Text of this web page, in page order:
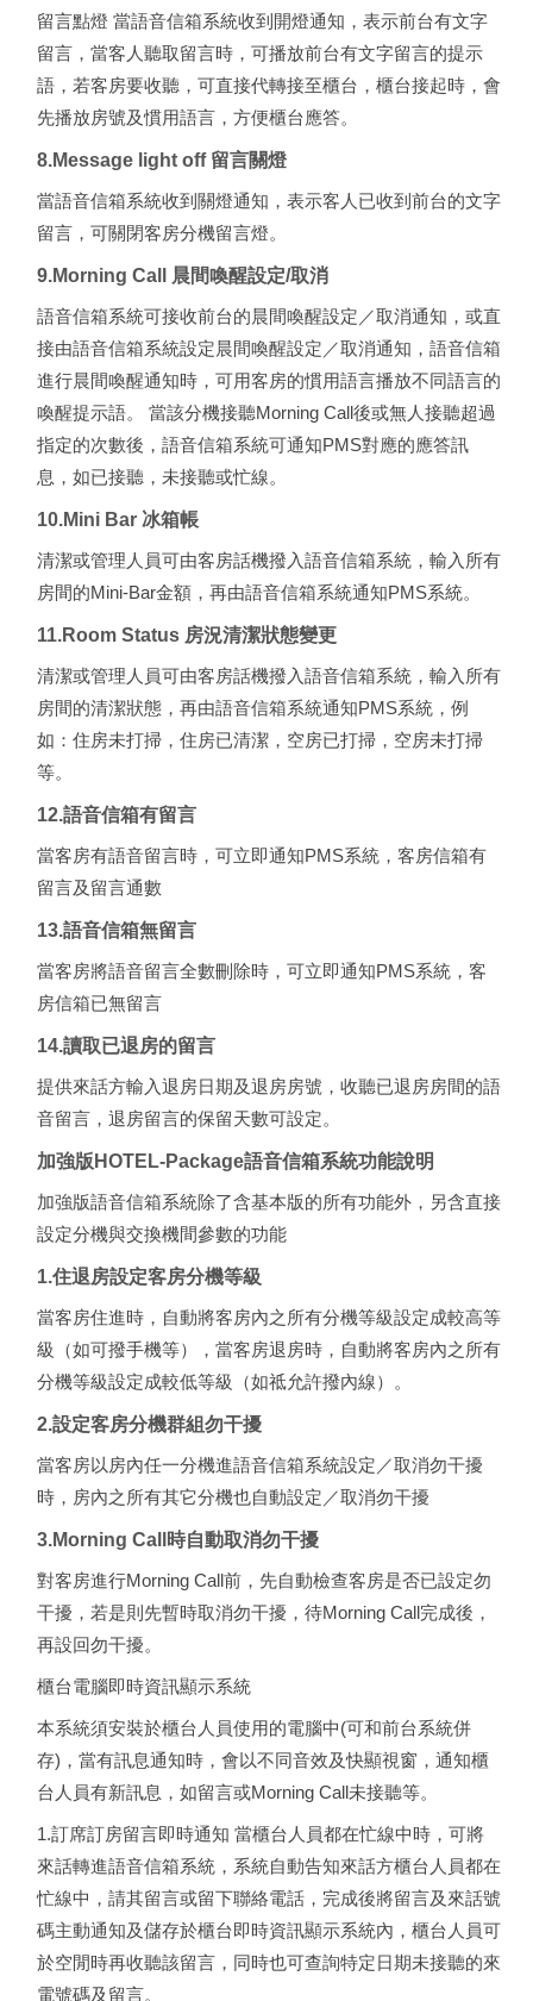
留言點燈 當語音信箱系統收到開燈通知，表示前台有文字
留言，當客人聽取留言時，可播放前台有文字留言的提示
語，若客房要收聽，可直接代轉接至櫃台，櫃台接起時，會
先播放房號及慣用語言，方便櫃台應答。
8.Message light off 留言關燈
當語音信箱系統收到關燈通知，表示客人已收到前台的文字
留言，可關閉客房分機留言燈。
9.Morning Call 晨間喚醒設定/取消
語音信箱系統可接收前台的晨間喚醒設定／取消通知，或直
接由語音信箱系統設定晨間喚醒設定／取消通知，語音信箱
進行晨間喚醒通知時，可用客房的慣用語言播放不同語言的
喚醒提示語。 當該分機接聽Morning Call後或無人接聽超過
指定的次數後，語音信箱系統可通知PMS對應的應答訊
息，如已接聽，未接聽或忙線。
10.Mini Bar 冰箱帳
清潔或管理人員可由客房話機撥入語音信箱系統，輸入所有
房間的Mini-Bar金額，再由語音信箱系統通知PMS系統。
11.Room Status 房況清潔狀態變更
清潔或管理人員可由客房話機撥入語音信箱系統，輸入所有
房間的清潔狀態，再由語音信箱系統通知PMS系統，例
如：住房未打掃，住房已清潔，空房已打掃，空房未打掃
等。
12.語音信箱有留言
當客房有語音留言時，可立即通知PMS系統，客房信箱有
留言及留言通數
13.語音信箱無留言
當客房將語音留言全數刪除時，可立即通知PMS系統，客
房信箱已無留言
14.讀取已退房的留言
提供來話方輸入退房日期及退房房號，收聽已退房房間的語
音留言，退房留言的保留天數可設定。
加強版HOTEL-Package語音信箱系統功能說明
加強版語音信箱系統除了含基本版的所有功能外，另含直接
設定分機與交換機間參數的功能
1.住退房設定客房分機等級
當客房住進時，自動將客房內之所有分機等級設定成較高等
級（如可撥手機等），當客房退房時，自動將客房內之所有
分機等級設定成較低等級（如祗允許撥內線）。
2.設定客房分機群組勿干擾
當客房以房內任一分機進語音信箱系統設定／取消勿干擾
時，房內之所有其它分機也自動設定／取消勿干擾
3.Morning Call時自動取消勿干擾
對客房進行Morning Call前，先自動檢查客房是否已設定勿
干擾，若是則先暫時取消勿干擾，待Morning Call完成後，
再設回勿干擾。
櫃台電腦即時資訊顯示系統
本系統須安裝於櫃台人員使用的電腦中(可和前台系統併
存)，當有訊息通知時，會以不同音效及快顯視窗，通知櫃
台人員有新訊息，如留言或Morning Call未接聽等。
1.訂席訂房留言即時通知 當櫃台人員都在忙線中時，可將
來話轉進語音信箱系統，系統自動告知來話方櫃台人員都在
忙線中，請其留言或留下聯絡電話，完成後將留言及來話號
碼主動通知及儲存於櫃台即時資訊顯示系統內，櫃台人員可
於空閒時再收聽該留言，同時也可查詢特定日期未接聽的來
電號碼及留言。